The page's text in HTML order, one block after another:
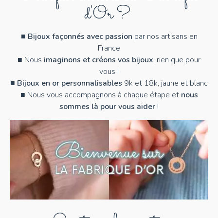
d'Or ?
■ Bijoux façonnés avec passion par nos artisans en
France
■ Nous imaginons et créons vos bijoux, rien que pour
vous !
■ Bijoux en or personnalisables 9k et 18k, jaune et blanc
■ Nous vous accompagnons à chaque étape et nous
sommes là pour vous aider !